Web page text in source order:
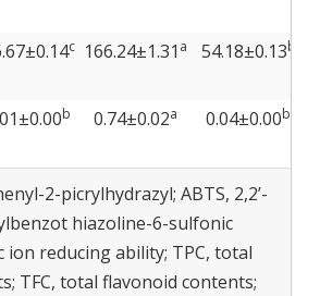
c 166.24±1.31 a 54.18±0.13b
b 0.74±0.02a 0.04±0.00b
2-picrylhydrazyl; ABTS, 2,2’-
hiazoline-6-sulfonic
ion reducing ability; TPC, total
TFC, total flavonoid contents;